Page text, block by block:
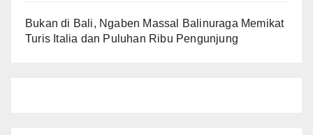
Bukan di Bali, Ngaben Massal Balinuraga Memikat
Turis Italia dan Puluhan Ribu Pengunjung